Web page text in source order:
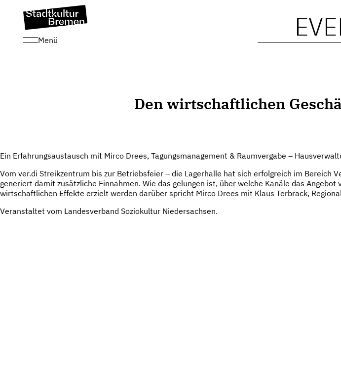
Menü
Den wirtschaftlichen
Ein Erfahrungsaustausch mit Mirco Drees, Tagungsmanagement & Raumvergabe –
Vom ver.di Streikzentrum bis zur Betriebsfeier – die Lagerhalle hat sich erfolgreich im Bereich
generiert damit zusätzliche Einnahmen. Wie das gelungen ist, über welche Kanäle das
wirtschaftlichen Effekte erzielt werden darüber spricht Mirco Drees mit Klaus Terbrack,
Veranstaltet vom Landesverband Soziokultur Niedersachsen.